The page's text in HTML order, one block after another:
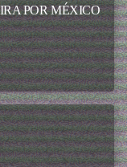
POR MÉXICO